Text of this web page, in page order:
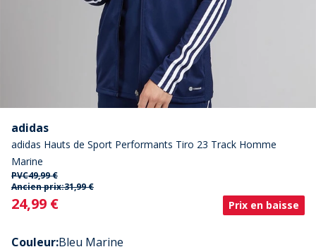
adidas
adidas Hauts de Sport Performants Tiro 23 Track Homme
Marine
PVC49,99 €
Ancien prix:31,99 €
Current
24,99 € Prix en baisse
Couleur:Bleu Marine